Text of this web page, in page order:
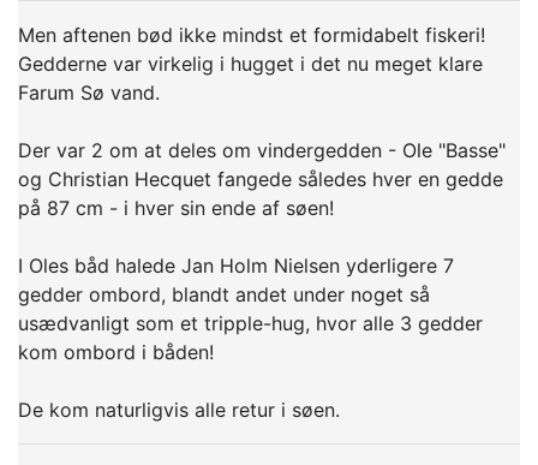
Men aftenen bød ikke mindst et formidabelt fiskeri!
Gedderne var virkelig i hugget i det nu meget klare
Farum Sø vand.
Der var 2 om at deles om vindergedden - Ole "Basse"
og Christian Hecquet fangede således hver en gedde
på 87 cm - i hver sin ende af søen!
I Oles båd halede Jan Holm Nielsen yderligere 7
gedder ombord, blandt andet under noget så
usædvanligt som et tripple-hug, hvor alle 3 gedder
kom ombord i båden!
De kom naturligvis alle retur i søen.